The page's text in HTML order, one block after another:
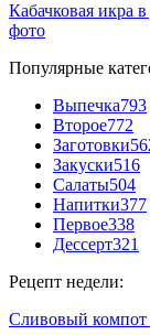
Кабачковая икра
фото
Популярные
Выпечка793
Второе772
Заготовки
Закуски516
Салаты504
Напитки377
Первое338
Дессерт321
Рецепт недели:
Сливовый компот